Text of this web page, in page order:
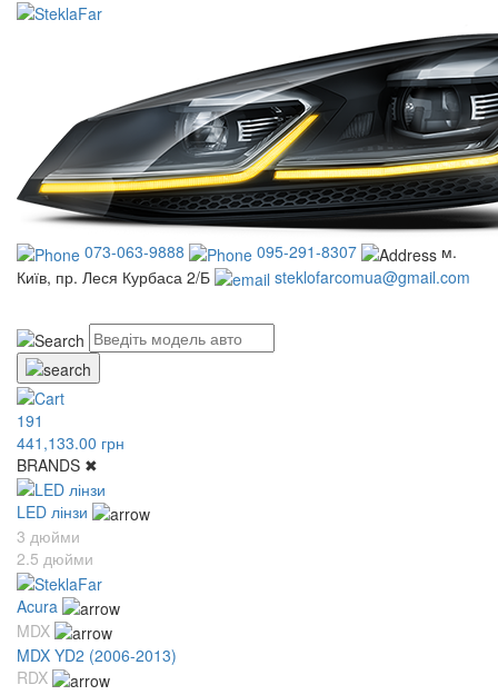
073-063-9888 095-291-8307
м.
Київ, пр. Леся Курбаса 2/Б
steklofarcomua@gmail.com
191
441,133.00 грн
BRANDS ✖
LED лінзи
3 дюйми
2.5 дюйми
Acura
MDX
MDX YD2 (2006-2013)
RDX